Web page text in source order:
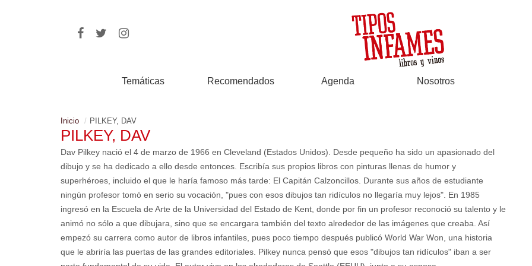
Temáticas Recomendados Agenda Nosotros
Inicio PILKEY, DAV
PILKEY, DAV
Dav Pilkey nació el 4 de marzo de 1966 en Cleveland (Estados Unidos). Desde pequeño ha sido un apasionado del
dibujo y se ha dedicado a ello desde entonces. Escribía sus propios libros con pinturas llenas de humor y
superhéroes, incluido el que le haría famoso más tarde: El Capitán Calzoncillos. Durante sus años de estudiante
ningún profesor tomó en serio su vocación, "pues con esos dibujos tan ridículos no llegaría muy lejos". En 1985
ingresó en la Escuela de Arte de la Universidad del Estado de Kent, donde por fin un profesor reconoció su talento y le
animó no sólo a que dibujara, sino que se encargara también del texto alrededor de las imágenes que creaba. Así
empezó su carrera como autor de libros infantiles, pues poco tiempo después publicó World War Won, una historia
que le abriría las puertas de las grandes editoriales. Pilkey nunca pensó que esos "dibujos tan ridículos" iban a ser